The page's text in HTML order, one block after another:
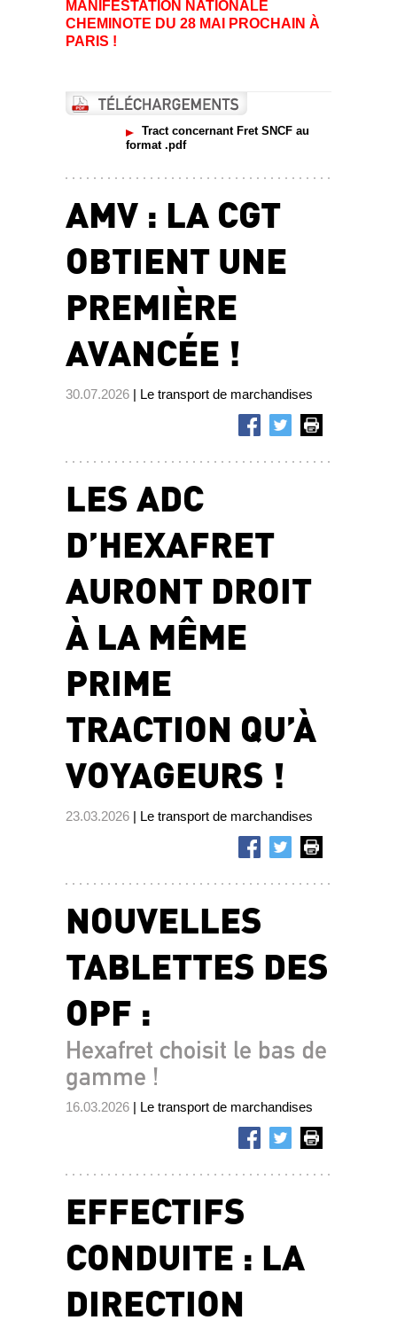
MANIFESTATION NATIONALE
CHEMINOTE DU 28 MAI PROCHAIN À
PARIS !
Tract concernant Fret SNCF au
format .pdf
AMV : LA CGT
OBTIENT UNE
PREMIÈRE
AVANCÉE !
30.07.2026 | Le transport de marchandises
LES ADC
D’HEXAFRET
AURONT DROIT
À LA MÊME
PRIME
TRACTION QU’À
VOYAGEURS !
23.03.2026 | Le transport de marchandises
NOUVELLES
TABLETTES DES
OPF :
Hexafret choisit le bas de
gamme !
16.03.2026 | Le transport de marchandises
EFFECTIFS
CONDUITE : LA
DIRECTION